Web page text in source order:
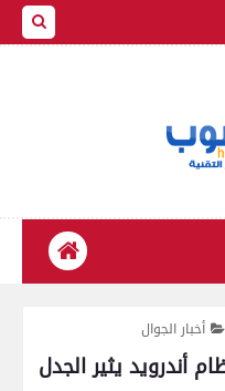
أخبار الجوال
أندرويد يثير الجدل